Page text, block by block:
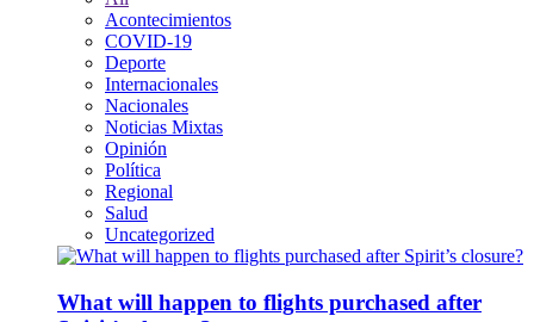
Acontecimientos
COVID-19
Deporte
Internacionales
Nacionales
Noticias Mixtas
Opinión
Política
Regional
Salud
Uncategorized
What will happen to flights purchased after